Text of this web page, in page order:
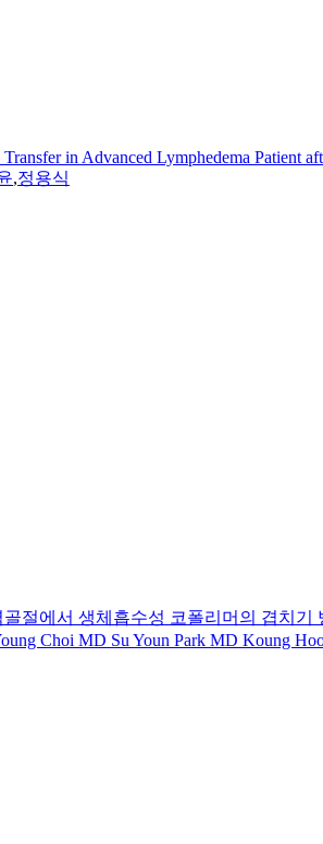
in Advanced Lymphedema Patient
,정용식
절에서 생체흡수성 코폴리머의 겹치기
Choi MD Su Youn Park MD Koung